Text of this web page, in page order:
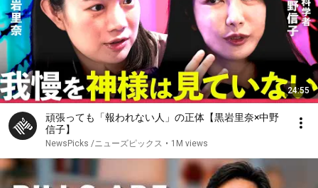
24:55
頑張っても「報われない人」の正体【黒岩里奈×中野
信子】
NewsPicks /ニューズピックス • 1M views